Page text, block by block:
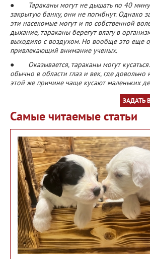
● Тараканы могут не дышать по 40
закрытую банку, они не погибнут. Однако
эти насекомые могут и по собственной
дыхание, тараканы берегут влагу в
выходило с воздухом. Но вообще это еще
привлекающий внимание ученых.
● Оказывается, тараканы могут
обычно в области глаз и век, где
этой же причине чаще кусают маленьких
ЗАДАТЬ
Самые читаемые статьи